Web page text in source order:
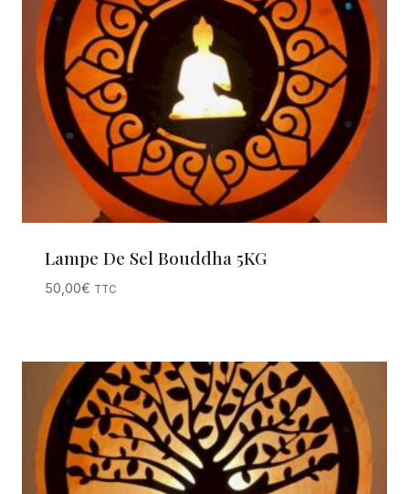
Lampe De Sel Bouddha 5KG
50,00€ TTC